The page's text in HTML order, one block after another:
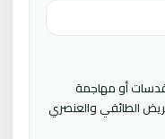
أو مهاجمة
الطائفي والعنصري